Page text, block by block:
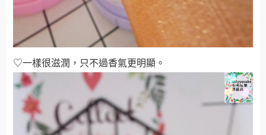
♡一樣很滋潤，只不過香氣更明顯 。